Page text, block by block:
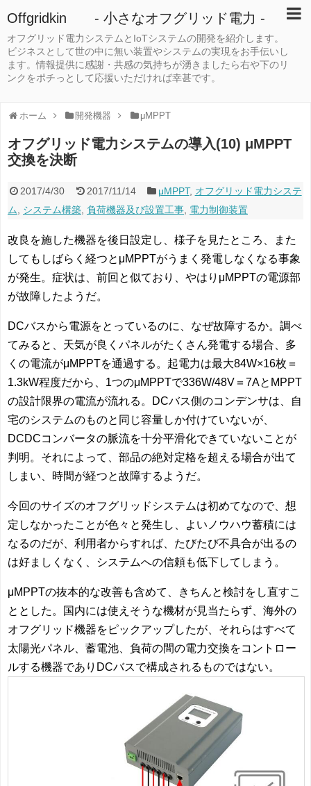
Offgridkin - 小さなオフグリッド電力 -
オフグリッド電力システムとIoTシステムの開発を紹介します。
ビジネスとして世の中に無い装置やシステムの実現をお手伝いし
ます。情報提供に感謝・共感の気持ちが湧きましたら右や下のリ
ンクをポチっとして応援いただければ幸甚です。
ホーム 開発機器 μMPPT
オフグリッド電力システムの導入(10) μMPPT
交換を決断
2017/4/30 2017/11/14 μMPPT, オフグリッド電力システ
ム
システム構築 負荷機器及び設置工事 電力制御装置
改良を施した機器を後日設定し、様子を見たところ、また
してもしばらく経つとμMPPTがうまく発電しなくなる事象
が発生。症状は、前回と似ており、やはりμMPPTの電源部
が故障したようだ。
DCバスから電源をとっているのに、なぜ故障するか。調べ
てみると、天気が良くパネルがたくさん発電する場合、多
くの電流がμMPPTを通過する。起電力は最大84W×16枚＝
1.3kW程度だから、1つのμMPPTで336W/48V＝7AとMPPT
の設計限界の電流が流れる。DCバス側のコンデンサは、自
宅のシステムのものと同じ容量しか付けていないが、
DCDCコンバータの脈流を十分平滑化できていないことが
判明。それによって、部品の絶対定格を超える場合が出て
しまい、時間が経つと故障するようだ。
今回のサイズのオフグリッドシステムは初めてなので、想
定しなかったことが色々と発生し、よいノウハウ蓄積には
なるのだが、利用者からすれば、たびたび不具合が出るの
は好ましくなく、システムへの信頼も低下してしまう。
μMPPTの抜本的な改善も含めて、きちんと検討をし直すこ
ととした。国内には使えそうな機材が見当たらず、海外の
オフグリッド機器をピックアップしたが、それらはすべて
太陽光パネル、蓄電池、負荷の間の電力交換をコントロー
ルする機器でありDCバスで構成されるものではない。